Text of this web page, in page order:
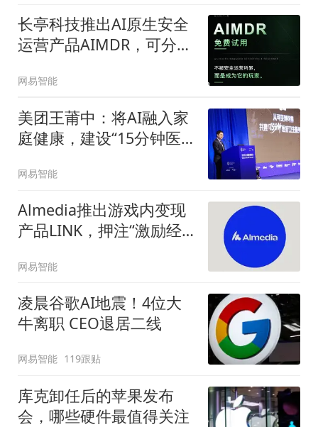
长亭科技推出AI原生安全
运营产品AIMDR，可分钟
网易智能
美团王莆中：将AI融入家
庭健康，建设“15分钟医
网易智能
Almedia推出游戏内变现
产品LINK，押注“激励经
网易智能
凌晨谷歌AI地震！4位大
牛离职 CEO退居二线
网易智能 119跟贴
库克卸任后的苹果发布
会，哪些硬件最值得关注